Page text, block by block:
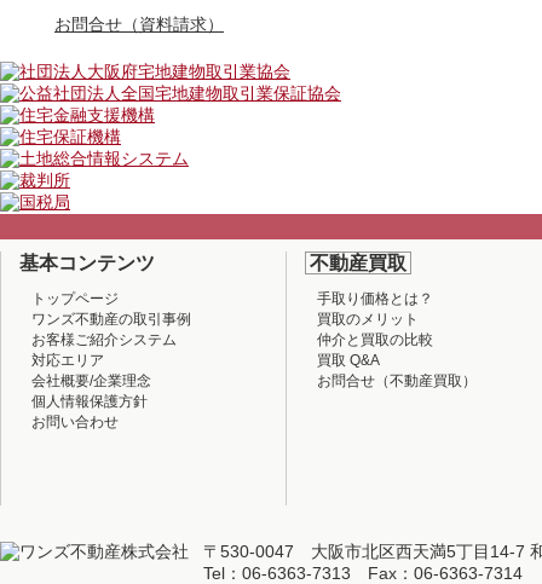
お問合せ（資料請求）
基本コンテンツ
トップページ
ワンズ不動産の取引事例
お客様ご紹介システム
対応エリア
会社概要/企業理念
個人情報保護方針
お問い合わせ
不動産買取
手取り価格とは？
買取のメリット
仲介と買取の比較
買取 Q&A
お問合せ（不動産買取）
〒530-0047 大阪市北区西天満5丁目14-7
Tel：06-6363-7313 Fax：06-6363-7314